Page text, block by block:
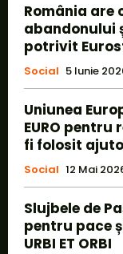
România are
abandonului
potrivit
Social 5 Iunie
Uniunea
EURO
fi folosit
Social 12 Mai
Slujbele de
pentru pace
URBI ET ORBI